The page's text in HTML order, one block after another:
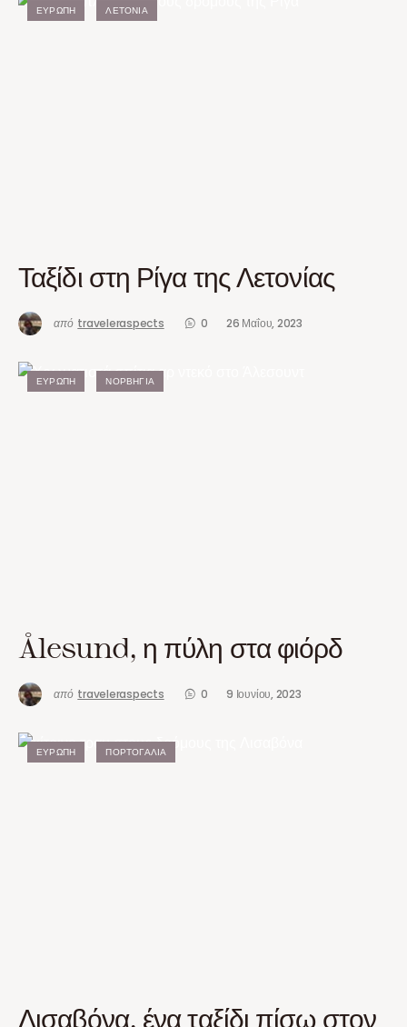
ΕΥΡΏΠΗ ΛΕΤΟΝΊΑ
Ταξίδι στη Ρίγα της Λετονίας
από traveleraspects 0 26 Μαΐου, 2023
ΕΥΡΏΠΗ ΝΟΡΒΗΓΊΑ
Ålesund, η πύλη στα φιόρδ
από traveleraspects 0 9 Ιουνίου, 2023
ΕΥΡΏΠΗ ΠΟΡΤΟΓΑΛΊΑ
Λισαβόνα, ένα ταξίδι πίσω στον